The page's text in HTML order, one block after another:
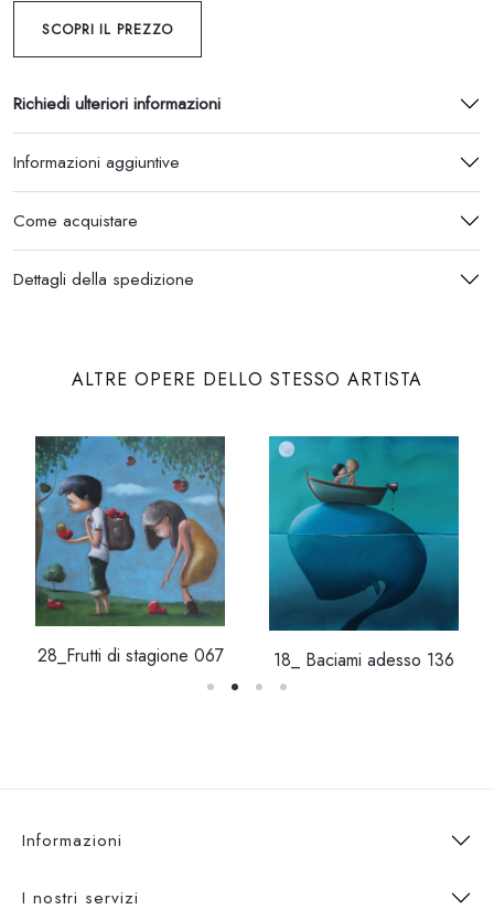
SCOPRI IL PREZZO
Richiedi ulteriori informazioni
Informazioni aggiuntive
Come acquistare
Dettagli della spedizione
ALTRE OPERE DELLO STESSO ARTISTA
28_Frutti di stagione 067 18_ Baciami adesso 136
Informazioni
I nostri servizi